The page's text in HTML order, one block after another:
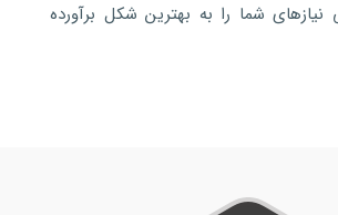
نیازهای شما را به بهترین شکل برآورده